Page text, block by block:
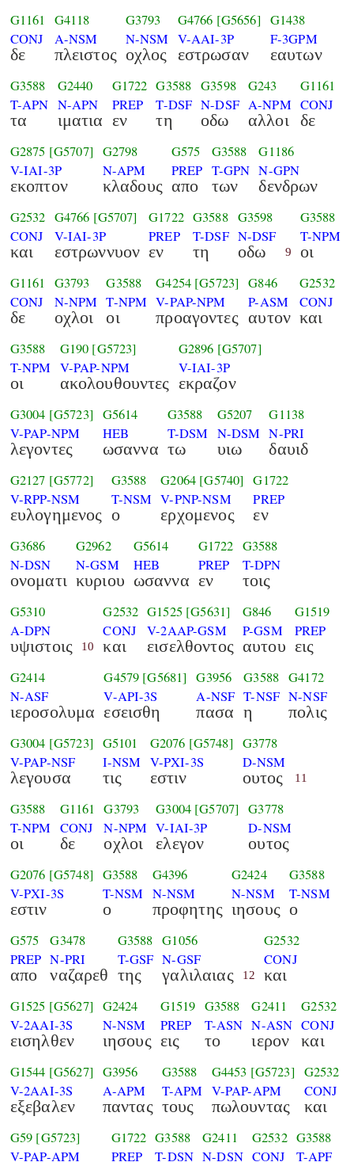
G1161
CONJ
δε
G4118
A-NSM
πλειστος
G3793
N-NSM
οχλος
G4766 [G5656]
V-AAI-3P
εστρωσαν
G1438
F-3GPM
εαυτων
G3588
T-APN
τα
G2440
N-APN
ιματια
G1722
PREP
εν
G3588
T-DSF
τη
G3598
N-DSF
οδω
G243
A-NPM
αλλοι
G1161
CONJ
δε
G2875 [G5707]
V-IAI-3P
εκοπτον
G2798
N-APM
κλαδους
G575
PREP
απο
G3588
T-GPN
των
G1186
N-GPN
δενδρων
G2532
CONJ
και
G4766 [G5707]
V-IAI-3P
εστρωννυον
G1722
PREP
εν
G3588
T-DSF
τη
G3598
N-DSF
οδω 9
G3588
T-NPM
οι
G1161
CONJ
δε
G3793
N-NPM
οχλοι
G3588
T-NPM
οι
G4254 [G5723]
V-PAP-NPM
προαγοντες
G846
P-ASM
αυτον
G2532
CONJ
και
G3588
T-NPM
οι
G190 [G5723]
V-PAP-NPM
ακολουθουντες
G2896 [G5707]
V-IAI-3P
εκραζον
G3004 [G5723]
V-PAP-NPM
λεγοντες
G5614
HEB
ωσαννα
G3588
T-DSM
τω
G5207
N-DSM
υιω
G1138
N-PRI
δαυιδ
G2127 [G5772]
V-RPP-NSM
ευλογημενος
G3588
T-NSM
ο
G2064 [G5740]
V-PNP-NSM
ερχομενος
G1722
PREP
εν
G3686
N-DSN
ονοματι
G2962
N-GSM
κυριου
G5614
HEB
ωσαννα
G1722
PREP
εν
G3588
T-DPN
τοις
G5310
A-DPN
υψιστοις 10
G2532
CONJ
και
G1525 [G5631]
V-2AAP-GSM
εισελθοντος
G846
P-GSM
αυτου
G1519
PREP
εις
G2414
N-ASF
ιεροσολυμα
G4579 [G5681]
V-API-3S
εσεισθη
G3956
A-NSF
πασα
G3588
T-NSF
η
G4172
N-NSF
πολις
G3004 [G5723]
V-PAP-NSF
λεγουσα
G5101
I-NSM
τις
G2076 [G5748]
V-PXI-3S
εστιν
G3778
D-NSM
ουτος 11
G3588
T-NPM
οι
G1161
CONJ
δε
G3793
N-NPM
οχλοι
G3004 [G5707]
V-IAI-3P
ελεγον
G3778
D-NSM
ουτος
G2076 [G5748]
V-PXI-3S
εστιν
G3588
T-NSM
ο
G4396
N-NSM
προφητης
G2424
N-NSM
ιησους
G3588
T-NSM
ο
G575
PREP
απο
G3478
N-PRI
ναζαρεθ
G3588
T-GSF
της
G1056
N-GSF
γαλιλαιας 12
G2532
CONJ
και
G1525 [G5627]
V-2AAI-3S
εισηλθεν
G2424
N-NSM
ιησους
G1519
PREP
εις
G3588
T-ASN
το
G2411
N-ASN
ιερον
G2532
CONJ
και
G1544 [G5627]
V-2AAI-3S
εξεβαλεν
G3956
A-APM
παντας
G3588
T-APM
τους
G4453 [G5723]
V-PAP-APM
πωλουντας
G2532
CONJ
και
G59 [G5723]
V-PAP-APM
G1722
PREP
G3588
T-DSN
G2411
N-DSN
G2532
CONJ
G3588
T-APF